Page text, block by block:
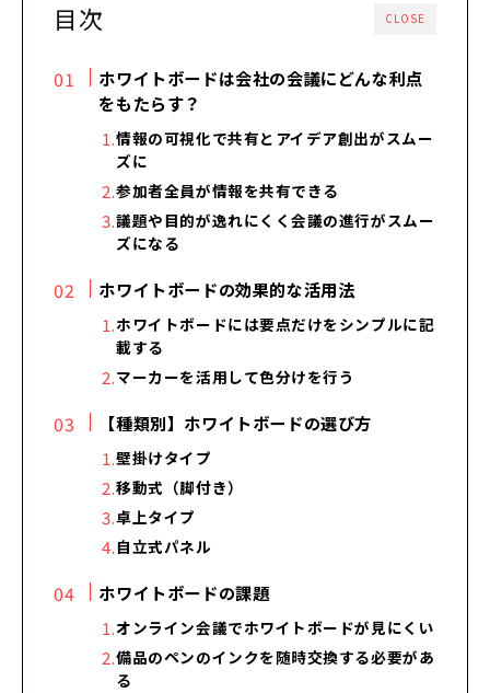
CLOSE
目次
ホワイトボードは会社の会議にどんな利点
をもたらす？
情報の可視化で共有とアイデア創出がスムー
ズに
参加者全員が情報を共有できる
議題や目的が逸れにくく会議の進行がスムー
ズになる
ホワイトボードの効果的な活用法
ホワイトボードには要点だけをシンプルに記
載する
マーカーを活用して色分けを行う
【種類別】ホワイトボードの選び方
壁掛けタイプ
移動式（脚付き）
卓上タイプ
自立式パネル
ホワイトボードの課題
オンライン会議でホワイトボードが見にくい
備品のペンのインクを随時交換する必要があ
る